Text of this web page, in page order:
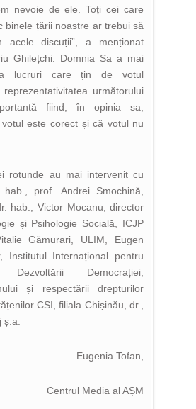
nevoie de ele. Toți cei care
binele țării noastre ar trebui să
acele discuții”, a menționat
Ghilețchi. Domnia Sa a mai
lucruri care țin de votul
următorului
fiind, în opinia sa,
este corect și că votul nu
rotunde au mai intervenit cu
prof. Andrei Smochină,
hab., Victor Mocanu, director
și Psihologie Socială, ICJP
Gămurari, ULIM, Eugen
Institutul Internațional pentru
Dezvoltării Democrației,
și respectării drepturilor
CSI, filiala Chișinău, dr.,
Eugenia Tofan,
Centrul Media al AȘM